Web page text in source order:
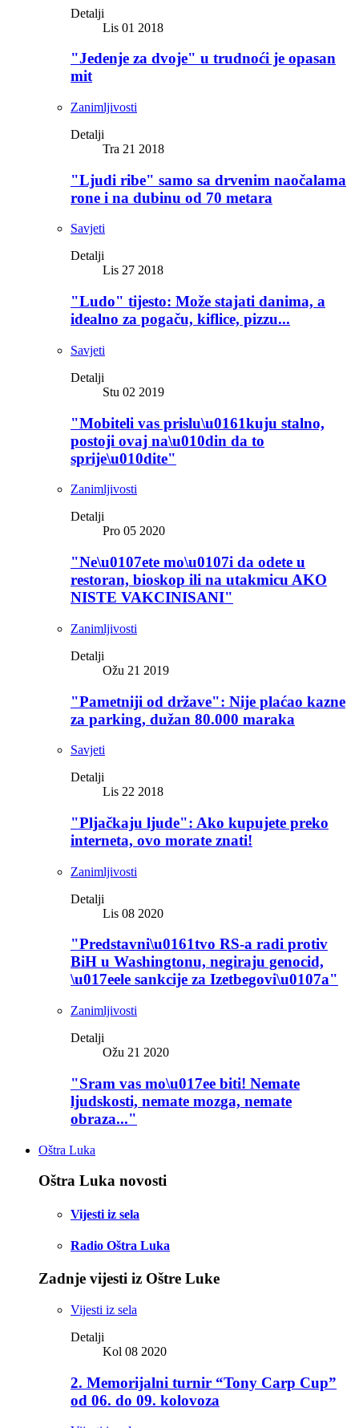
Detalji
Lis 01 2018
"Jedenje za dvoje" u trudnoći je opasan
mit
Zanimljivosti
Detalji
Tra 21 2018
"Ljudi ribe" samo sa drvenim naočalama
rone i na dubinu od 70 metara
Savjeti
Detalji
Lis 27 2018
"Ludo" tijesto: Može stajati danima, a
idealno za pogaču, kiflice, pizzu...
Savjeti
Detalji
Stu 02 2019
"Mobiteli vas prislu\u0161kuju stalno,
postoji ovaj na\u010din da to
sprije\u010dite"
Zanimljivosti
Detalji
Pro 05 2020
"Ne\u0107ete mo\u0107i da odete u
restoran, bioskop ili na utakmicu AKO
NISTE VAKCINISANI"
Zanimljivosti
Detalji
Ožu 21 2019
"Pametniji od države": Nije plaćao kazne
za parking, dužan 80.000 maraka
Savjeti
Detalji
Lis 22 2018
"Pljačkaju ljude": Ako kupujete preko
interneta, ovo morate znati!
Zanimljivosti
Detalji
Lis 08 2020
"Predstavni\u0161tvo RS-a radi protiv
BiH u Washingtonu, negiraju genocid,
\u017eele sankcije za Izetbegovi\u0107a"
Zanimljivosti
Detalji
Ožu 21 2020
"Sram vas mo\u017ee biti! Nemate
ljudskosti, nemate mozga, nemate
obraza..."
Oštra Luka
Oštra Luka novosti
Vijesti iz sela
Radio Oštra Luka
Zadnje vijesti iz Oštre Luke
Vijesti iz sela
Detalji
Kol 08 2020
2. Memorijalni turnir “Tony Carp Cup”
od 06. do 09. kolovoza